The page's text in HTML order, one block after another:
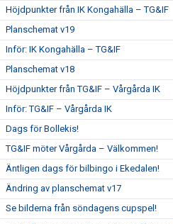
Höjdpunkter från IK Kongahälla – TG&IF
Planschemat v19
Inför: IK Kongahälla – TG&IF
Planschemat v18
Höjdpunkter från TG&IF – Vårgårda IK
Inför: TG&IF – Vårgårda IK
Dags för Bollekis!
TG&IF möter Vårgårda – Välkommen!
Äntligen dags för bilbingo i Ekedalen!
Ändring av planschemat v17
Se bilderna från söndagens cupspel!